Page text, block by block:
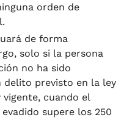
orden de
de forma
solo si la persona
no ha sido
delito previsto en la ley
cuando el
supere los 250